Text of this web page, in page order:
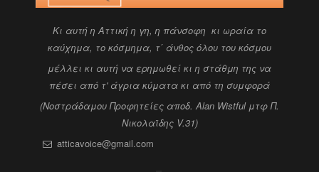
Kι αυτή η Αττική η γη, η πάνσοφη κι ωραία το
καύχημα, το κόσμημα, τ΄ άνθος όλου του κόσμου
μέλλει κι αυτή να ερημωθεί κι η στάθμη της να
πέσει από τ' άγρια κύματα κι από τη συμφορά
(Νοστράδαμου Προφητείες αποδ. Alan Wistful μτφ Π.
Νικολαϊδης V.31)
atticavoice@gmail.com